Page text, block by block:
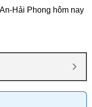
Hải Phong hôm nay